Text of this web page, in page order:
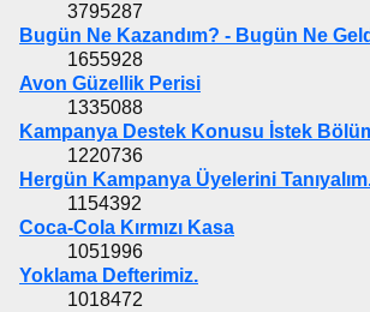
3795287
Bugün Ne Kazandım? - Bugün Ne
1655928
Avon Güzellik Perisi
1335088
Kampanya Destek Konusu İstek
1220736
Hergün Kampanya Üyelerini
1154392
Coca-Cola Kırmızı Kasa
1051996
Yoklama Defterimiz.
1018472